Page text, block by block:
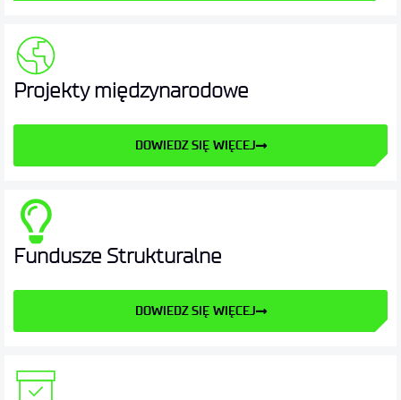
Projekty międzynarodowe
DOWIEDZ SIĘ WIĘCEJ
Fundusze Strukturalne
DOWIEDZ SIĘ WIĘCEJ